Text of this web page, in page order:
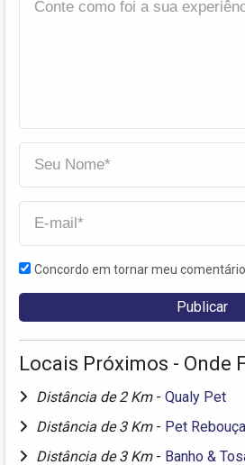
Concordo em tornar meu
Locais Próximos - Onde
Distância de 2 Km - Qualy Pet
Distância de 3 Km - Pet
Distância de 3 Km - Banho &